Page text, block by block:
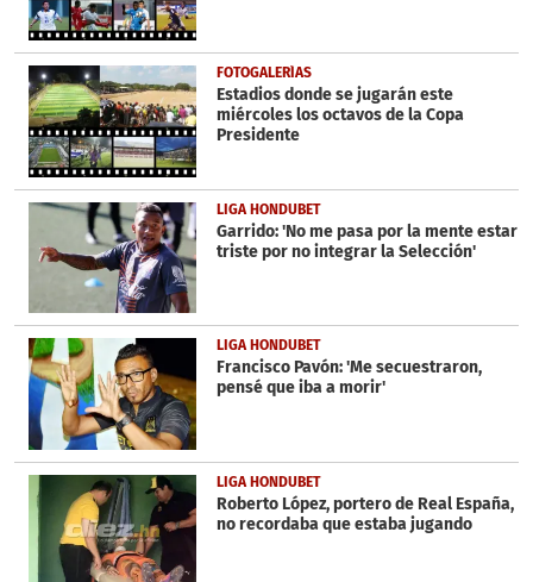
FOTOGALERÍAS
Estadios donde se jugarán este
miércoles los octavos de la Copa
Presidente
LIGA HONDUBET
Garrido: 'No me pasa por la mente estar
triste por no integrar la Selección'
LIGA HONDUBET
Francisco Pavón: 'Me secuestraron,
pensé que iba a morir'
LIGA HONDUBET
Roberto López, portero de Real España,
no recordaba que estaba jugando